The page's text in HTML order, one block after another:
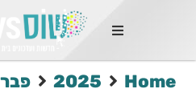
החמות
Home
2025